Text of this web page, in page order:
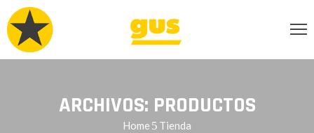
ARCHIVOS: PRODUCTOS
Home Tienda